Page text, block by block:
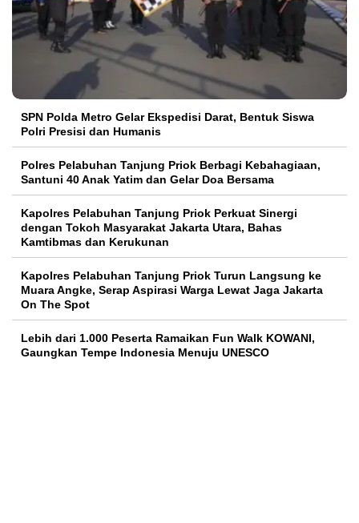
SPN Polda Metro Gelar Ekspedisi Darat, Bentuk Siswa
Polri Presisi dan Humanis
Polres Pelabuhan Tanjung Priok Berbagi Kebahagiaan,
Santuni 40 Anak Yatim dan Gelar Doa Bersama
Kapolres Pelabuhan Tanjung Priok Perkuat Sinergi
dengan Tokoh Masyarakat Jakarta Utara, Bahas
Kamtibmas dan Kerukunan
Kapolres Pelabuhan Tanjung Priok Turun Langsung ke
Muara Angke, Serap Aspirasi Warga Lewat Jaga Jakarta
On The Spot
Lebih dari 1.000 Peserta Ramaikan Fun Walk KOWANI,
Gaungkan Tempe Indonesia Menuju UNESCO